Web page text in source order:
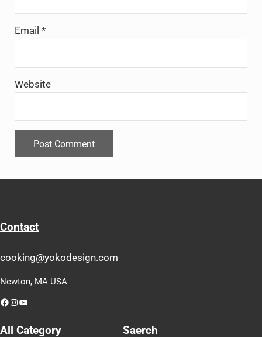
Email *
Website
Contact
cooking@yokodesign.com
Newton, MA USA
Facebook
Instagram
YouTube
All Category Saerch